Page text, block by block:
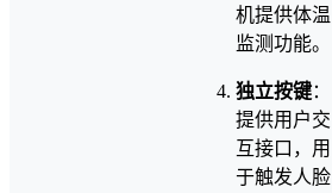
机提供体温
监测功能。
独立按键：
提供用户交
互接口，用
于触发人脸